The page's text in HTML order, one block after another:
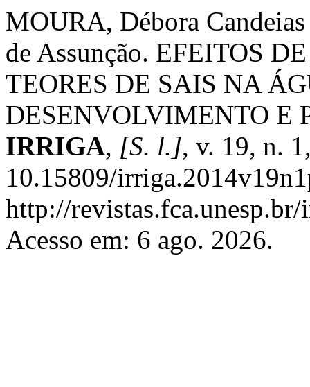
MOURA, Débora
de Assunção. EFEITOS
TEORES DE SAIS NA
DESENVOLVIMENTO E
IRRIGA, [S. l.], v. 19, n.
10.15809/
http://
Acesso em: 6 ago. 2026.